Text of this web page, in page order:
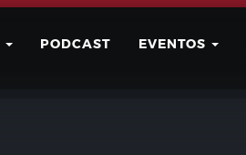
PODCAST EVENTOS